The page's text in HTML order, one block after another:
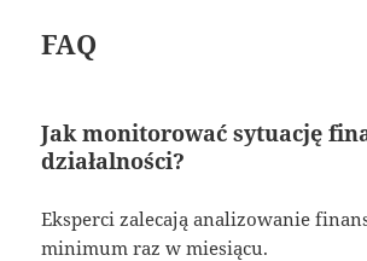
FAQ
Jak monitorować sytuację
działalności?
Eksperci zalecają analizowanie
minimum raz w miesiącu.